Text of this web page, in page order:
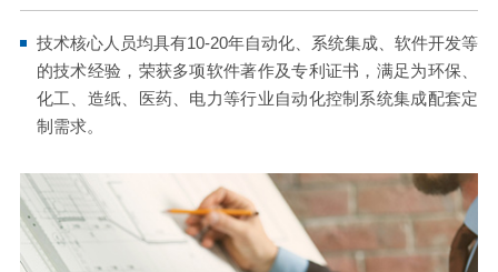
技术核心人员均具有10-20年自动化、系统集成、软件开发等
的技术经验，荣获多项软件著作及专利证书，满足为环保、
化工、造纸、医药、电力等行业自动化控制系统集成配套定
制需求。